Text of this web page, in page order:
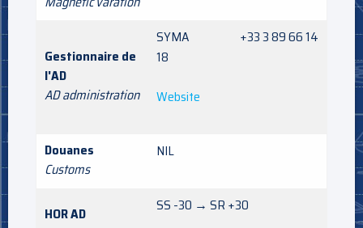
Gestionnaire de
l'AD
AD administration
SYMA +33 3 89 66 14
18
Website
Douanes
Customs
NIL
HOR AD SS -30 → SR +30